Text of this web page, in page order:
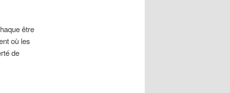
être
où les
de